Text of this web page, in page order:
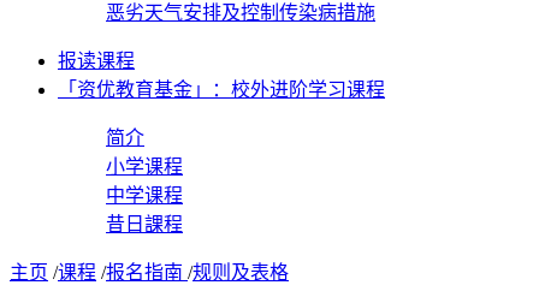
恶劣天气安排及控制传染病措施
报读课程
「资优教育基金」：校外进阶学习课程
简介
小学课程
中学课程
昔日課程
主页 /课程 /报名指南 /规则及表格